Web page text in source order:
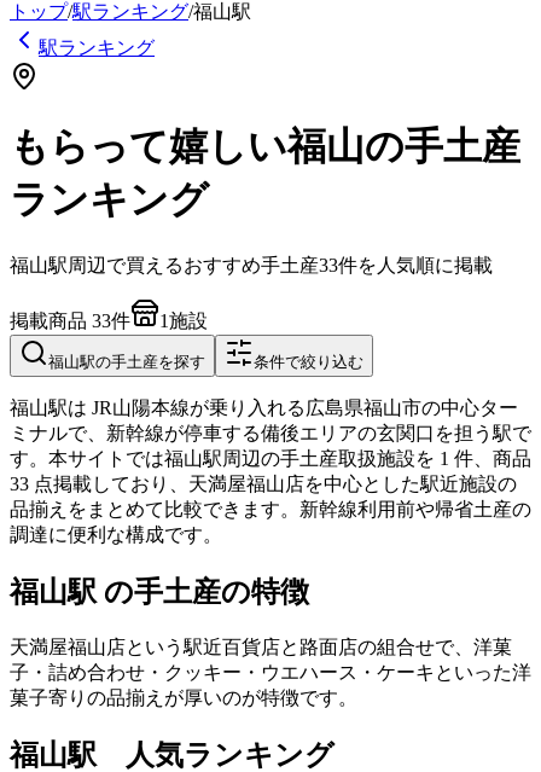
トップ/駅ランキング/福山駅
駅ランキング
もらって嬉しい福山の手土産
ランキング
福山駅周辺で買えるおすすめ手土産33件を人気順に掲載
掲載商品 33件 1施設
福山駅の手土産を探す 条件で絞り込む
福山駅は JR山陽本線が乗り入れる広島県福山市の中心ター
ミナルで、新幹線が停車する備後エリアの玄関口を担う駅で
す。本サイトでは福山駅周辺の手土産取扱施設を 1 件、商品
33 点掲載しており、天満屋福山店を中心とした駅近施設の
品揃えをまとめて比較できます。新幹線利用前や帰省土産の
調達に便利な構成です。
福山駅 の手土産の特徴
天満屋福山店という駅近百貨店と路面店の組合せで、洋菓
子・詰め合わせ・クッキー・ウエハース・ケーキといった洋
菓子寄りの品揃えが厚いのが特徴です。
福山駅 人気ランキング